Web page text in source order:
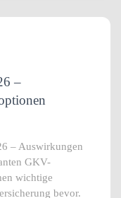
–
– Auswirkungen
GKV-
wichtige
bevor.